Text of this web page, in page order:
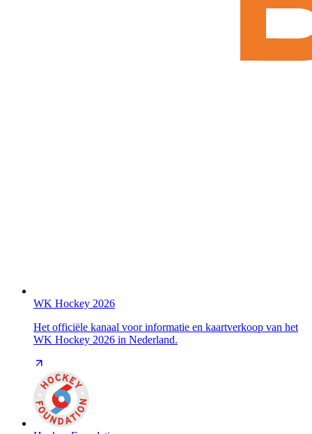
WK Hockey 2026
Het officiële kanaal voor informatie en kaartverkoop van het
WK Hockey 2026 in Nederland.